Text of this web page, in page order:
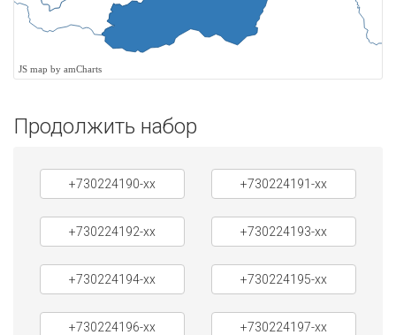
JS map by amCharts
Продолжить набор
+730224190-xx +730224191-xx
+730224192-xx +730224193-xx
+730224194-xx +730224195-xx
+730224196-xx +730224197-xx